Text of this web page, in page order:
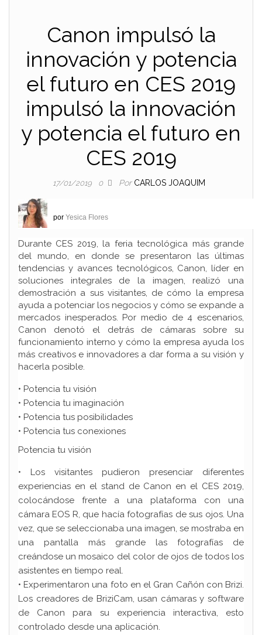
Canon impulsó la
innovación y potencia
el futuro en CES 2019
impulsó la innovación
y potencia el futuro en
CES 2019
17/01/2019 0 Por CARLOS JOAQUIM
por Yesica Flores
Durante CES 2019, la feria tecnológica más grande
del mundo, en donde se presentaron las últimas
tendencias y avances tecnológicos, Canon, líder en
soluciones integrales de la imagen, realizó una
demostración a sus visitantes, de cómo la empresa
ayuda a potenciar los negocios y cómo se expande a
mercados inesperados. Por medio de 4 escenarios,
Canon denotó el detrás de cámaras sobre su
funcionamiento interno y cómo la empresa ayuda los
más creativos e innovadores a dar forma a su visión y
hacerla posible.
• Potencia tu visión
• Potencia tu imaginación
• Potencia tus posibilidades
• Potencia tus conexiones
Potencia tu visión
• Los visitantes pudieron presenciar diferentes
experiencias en el stand de Canon en el CES 2019,
colocándose frente a una plataforma con una
cámara EOS R, que hacía fotografías de sus ojos. Una
vez, que se seleccionaba una imagen, se mostraba en
una pantalla más grande las fotografías de
creándose un mosaico del color de ojos de todos los
asistentes en tiempo real.
• Experimentaron una foto en el Gran Cañón con Brizi.
Los creadores de BriziCam, usan cámaras y software
de Canon para su experiencia interactiva, esto
controlado desde una aplicación.